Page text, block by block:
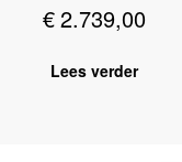
€2.739,00
Lees verder